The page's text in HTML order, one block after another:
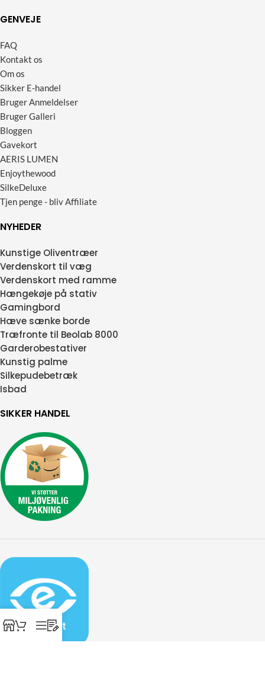
GENVEJE
FAQ
Kontakt os
Om os
Sikker E-handel
Bruger Anmeldelser
Bruger Galleri
Bloggen
Gavekort
AERIS LUMEN
Enjoythewood
SilkeDeluxe
Tjen penge - bliv Affiliate
NYHEDER
Kunstige Oliventræer
Verdenskort til væg
Verdenskort med ramme
Hængekøje på stativ
Gamingbord
Hæve sænke borde
Træfronte til Beolab 8000
Garderobestativer
Kunstig palme
Silkepudebetræk
Isbad
SIKKER HANDEL